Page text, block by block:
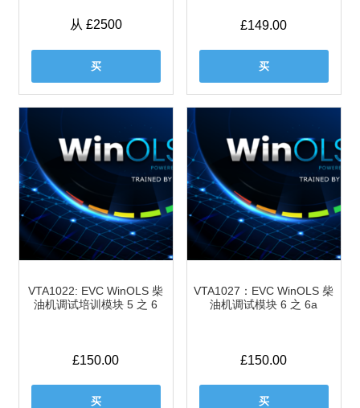
从 £2500
买
£149.00
买
VTA1022: EVC WinOLS 柴
油机调试培训模块 5 之 6
£150.00
买
VTA1027：EVC WinOLS 柴
油机调试模块 6 之 6a
£150.00
买